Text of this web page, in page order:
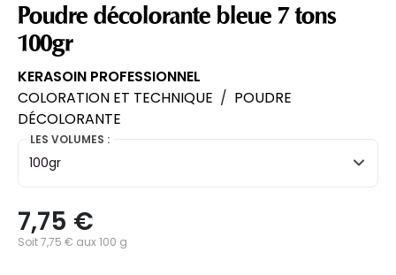
Poudre décolorante bleue 7 tons
100gr
KERASOIN PROFESSIONNEL
COLORATION ET TECHNIQUE / POUDRE
DÉCOLORANTE
LES VOLUMES :
100gr
7,75 €
Soit 7,75 € aux 100 g